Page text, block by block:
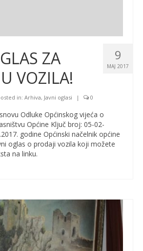
9
MAJ 2017
ZA
VOZILA!
in: Arhiva, Javni oglasi | 0
Odluke Općinskog vijeća o
Općine Ključ broj: 05-02-
godine Općinski načelnik općine
oglas o prodaji vozila koji možete
na linku.